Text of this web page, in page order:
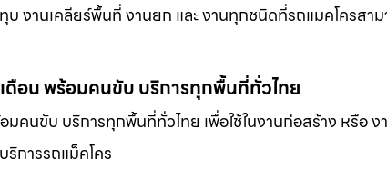
งานเคลียร์พื้นที่ งานยก และ งานทุกชนิดที่รถแมคโครสาม
ดือน พร้อมคนขับ บริการทุกพื้นที่ทั่วไทย
มคนขับ บริการทุกพื้นที่ทั่วไทย เพื่อใช้ในงานก่อสร้าง หรือ
การรถแม็คโคร